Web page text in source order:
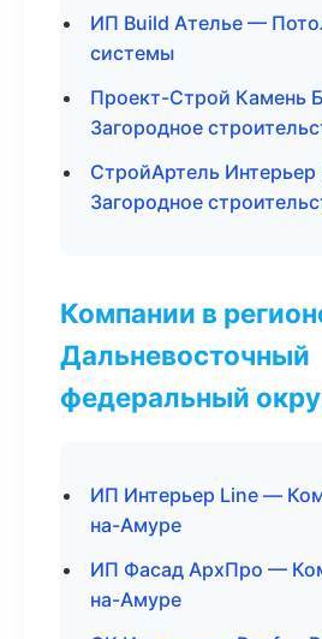
ИП Build Ателье —
системы
Проект-Строй Камень
Загородное
СтройАртель
Загородное
Компании в
Дальневосточный
федеральный
ИП Интерьер Line —
на-Амуре
ИП Фасад АрхПро —
на-Амуре